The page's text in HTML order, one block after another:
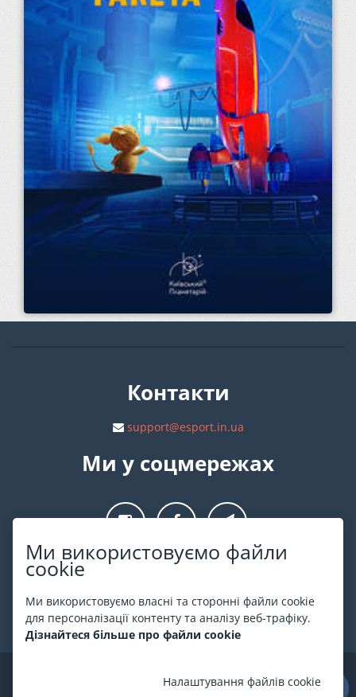
Ми використовуємо файли
cookie
Ми використовуємо власні та сторонні файли cookie
для персоналізації контенту та аналізу веб-трафіку.
Дізнайтеся більше про файли cookie
Налаштування файлів cookie
Контакти
support@esport.in.ua
Ми у соцмережах
Про ESPORT .in.ua
На ESPORT.in.ua представлена афіша Києва та інших міст
України. Всі квитки продаються офіційно. Ми працюємо
безпосередньо з касами.